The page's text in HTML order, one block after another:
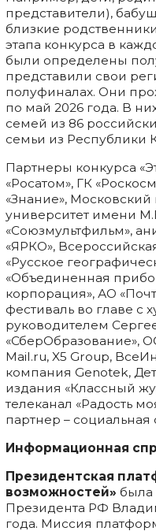
представители),
близкие
этапа конкурса в
были определены
представили свои
полуфиналах. Они
по май 2026 года. В
семей из 86
семьи из Республики
Партнеры конкурса
«Росатом», ГК
«Знание»,
университет имени
«Союзмультфильм»,
«ЯРКО»,
«Русское
«Объединенная
корпорация», АО
фестиваль во главе с
руководителем
«СберОбразование»,
Mail.ru, X5 Group,
компания Genotek,
издания «Классный
телеканал «Радость
партнер – социальная
Информационная
Президентская
возможностей» была
Президента РФ
года. Миссия